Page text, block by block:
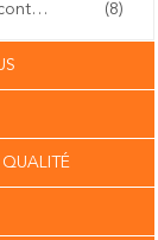
Pompe de lutte contre l'incendie (8)